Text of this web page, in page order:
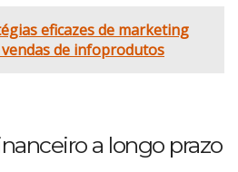
eficazes de marketing
de infoprodutos
a longo prazo